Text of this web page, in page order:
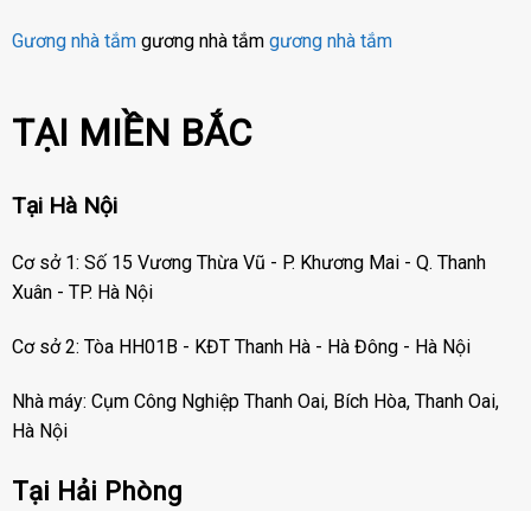
Gương nhà tắmgương nhà tắm gương nhà tắm
TẠI MIỀN BẮC
Tại Hà Nội
Cơ sở 1: Số 15 Vương Thừa Vũ - P. Khương Mai - Q. Thanh
Xuân - TP. Hà Nội
Cơ sở 2: Tòa HH01B - KĐT Thanh Hà - Hà Đông - Hà Nội
Nhà máy: Cụm Công Nghiệp Thanh Oai, Bích Hòa, Thanh Oai,
Hà Nội
Tại Hải Phòng